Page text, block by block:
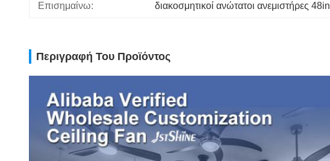
Επισημαίνω: διακοσμητικοί ανώτατοι ανεμιστήρες 48in
Περιγραφή Του Προϊόντος